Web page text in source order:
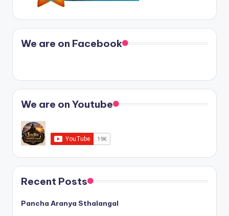
We are on Facebook
We are on Youtube
Recent Posts
Pancha Aranya Sthalangal